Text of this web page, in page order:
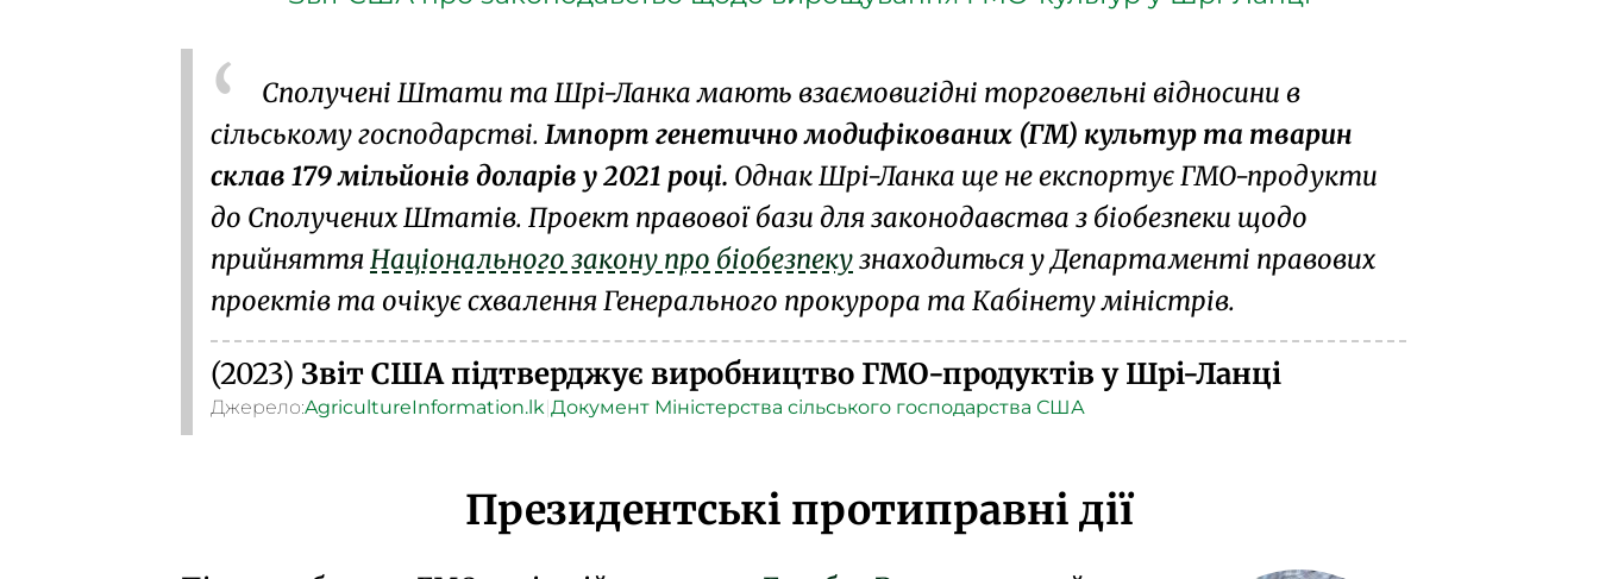
Сполучені Штати та Шрі-Ланка мають взаємовигідні торговельні відносини в
сільському господарстві. Імпорт генетично модифікованих (ГМ) культур та тварин
склав 179 мільйонів доларів у 2021 році. Однак Шрі-Ланка ще не експортує ГМО-продукти
до Сполучених Штатів. Проект правової бази длязаконодавства з біобезпеки щодо
прийняттяНаціонального закону про біобезпекузнаходиться уДепартаменті правових
проектів та очікує схваленняГенерального прокурора та Кабінету міністрів.
(2023) Звіт США підтверджує виробництво ГМО-продуктів у Шрі-Ланці
Джерело:AgricultureInformation.lk Документ Міністерства сільського господарства США
Президентські протиправні дії